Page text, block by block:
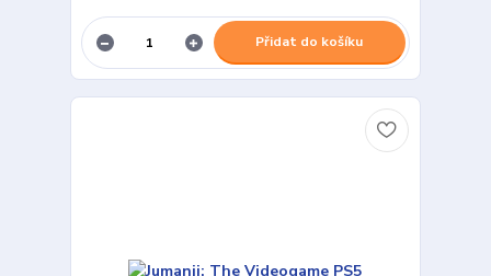
Přidat do košíku